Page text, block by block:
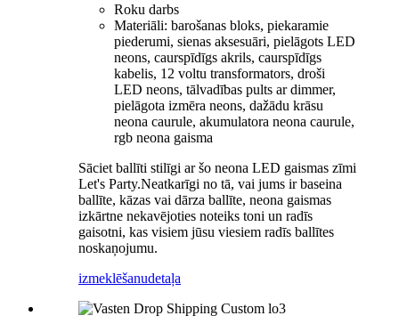
Roku darbs
Materiāli: barošanas bloks, piekaramie
piederumi, sienas aksesuāri, pielāgots LED
neons, caurspīdīgs akrils, caurspīdīgs
kabelis, 12 voltu transformators, droši
LED neons, tālvadības pults ar dimmer,
pielāgota izmēra neons, dažādu krāsu
neona caurule, akumulatora neona caurule,
rgb neona gaisma
Sāciet ballīti stilīgi ar šo neona LED gaismas zīmi
Let's Party.Neatkarīgi no tā, vai jums ir baseina
ballīte, kāzas vai dārza ballīte, neona gaismas
izkārtne nekavējoties noteiks toni un radīs
gaisotni, kas visiem jūsu viesiem radīs ballītes
noskaņojumu.
izmeklēšanudetaļa